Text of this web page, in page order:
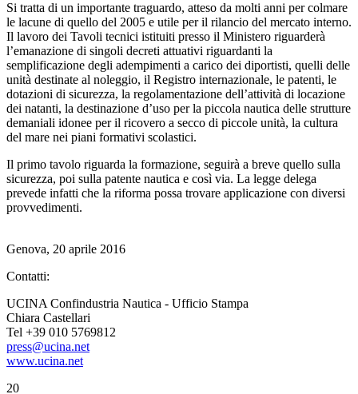
Si tratta di un importante traguardo, atteso da molti anni per colmare
le lacune di quello del 2005 e utile per il rilancio del mercato interno.
Il lavoro dei Tavoli tecnici istituiti presso il Ministero riguarderà
l’emanazione di singoli decreti attuativi riguardanti la
semplificazione degli adempimenti a carico dei diportisti, quelli delle
unità destinate al noleggio, il Registro internazionale, le patenti, le
dotazioni di sicurezza, la regolamentazione dell’attività di locazione
dei natanti, la destinazione d’uso per la piccola nautica delle strutture
demaniali idonee per il ricovero a secco di piccole unità, la cultura
del mare nei piani formativi scolastici.
Il primo tavolo riguarda la formazione, seguirà a breve quello sulla
sicurezza, poi sulla patente nautica e così via. La legge delega
prevede infatti che la riforma possa trovare applicazione con diversi
provvedimenti.
Genova, 20 aprile 2016
Contatti:
UCINA Confindustria Nautica - Ufficio Stampa
Chiara Castellari
Tel +39 010 5769812
press@ucina.net
www.ucina.net
20